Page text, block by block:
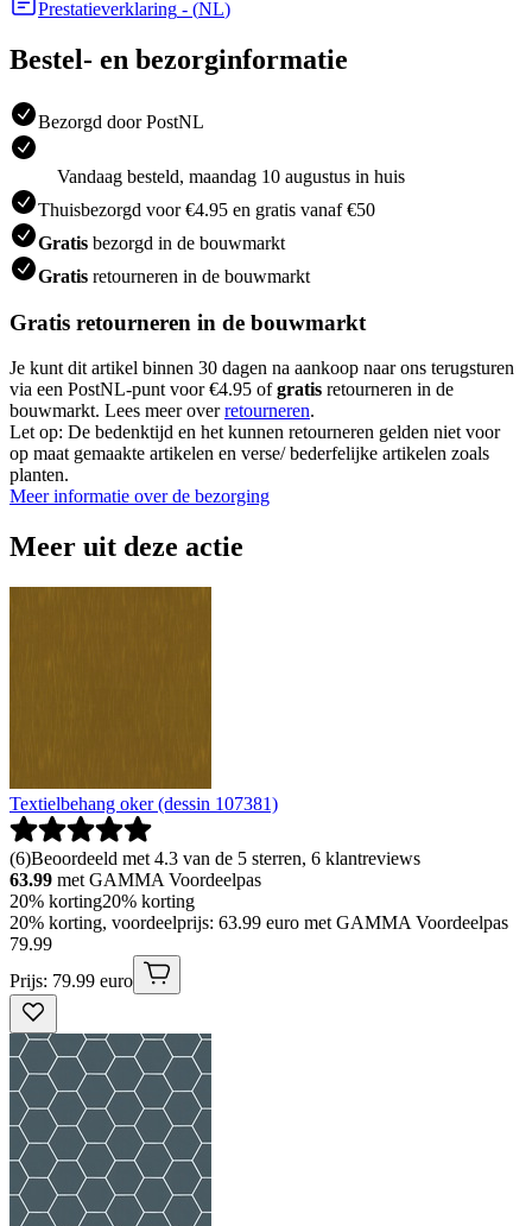
Prestatieverklaring - (NL)
Bestel- en bezorginformatie
Bezorgd door PostNL
Vandaag besteld, maandag 10 augustus in huis
Thuisbezorgd voor €4.95 en gratis vanaf €50
Gratis bezorgd in de bouwmarkt
Gratis retourneren in de bouwmarkt
Gratis retourneren in de bouwmarkt
Je kunt dit artikel binnen 30 dagen na aankoop naar ons terugsturen
via een PostNL-punt voor €4.95 ofgratis retourneren in de
bouwmarkt. Lees meer overretourneren.
Let op: De bedenktijd en het kunnen retourneren gelden niet voor
op maat gemaakte artikelen en verse/ bederfelijke artikelen zoals
planten.
Meer informatie over de bezorging
Meer uit deze actie
Textielbehang oker (dessin 107381)
(6)Beoordeeld met 4.3 van de 5 sterren, 6 klantreviews
63.99 met GAMMA Voordeelpas
20% korting20% korting
20% korting, voordeelprijs: 63.99 euro met GAMMA Voordeelpas
79.99
Prijs: 79.99 euro